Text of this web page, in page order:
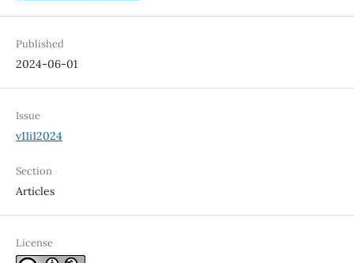
Published
2024-06-01
Issue
v11i12024
Section
Articles
License